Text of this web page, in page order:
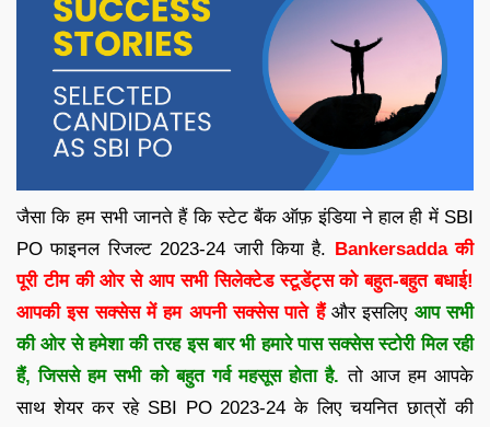
जैसा कि हम सभी जानते हैं कि स्टेट बैंक ऑफ़ इंडिया ने हाल ही में SBI
PO फाइनल रिजल्ट 2023-24 जारी किया है. Bankersadda की
पूरी टीम की ओर से आप सभी सिलेक्टेड स्टूडेंट्स को बहुत-बहुत बधाई!
आपकी इस सक्सेस में हम अपनी सक्सेस पाते हैंऔर इसलिए आप सभी
की ओर से हमेशा की तरह इस बार भी हमारे पास सक्सेस स्टोरी मिल रही
हैं, जिससे हम सभी को बहुत गर्व महसूस होता है. तो आज हम आपके
साथ शेयर कर रहे SBI PO 2023-24 के लिए चयनित छात्रों की